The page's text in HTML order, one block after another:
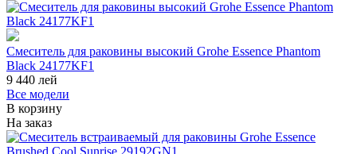
Смеситель для раковины высокий Grohe Essence Phantom
Black 24177KF1
9 440 лей
Все модели
В корзину
На заказ